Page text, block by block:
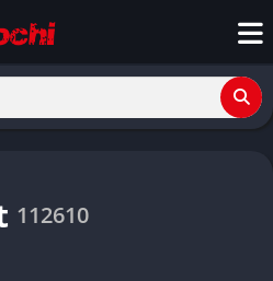
112610